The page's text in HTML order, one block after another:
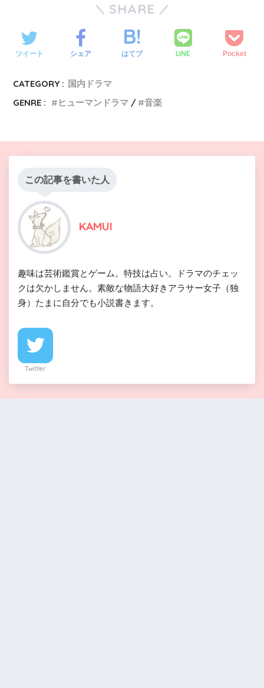
SHARE
ツイート シェア はてブ LINE Pocket
CATEGORY : 国内ドラマ
GENRE :
ヒューマンドラマ 音楽
この記事を書いた人
KAMUI
趣味は芸術鑑賞とゲーム。特技は占い。ドラマのチェッ
クは欠かしません。素敵な物語大好きアラサー女子（独
身）たまに自分でも小説書きます。
Twitter